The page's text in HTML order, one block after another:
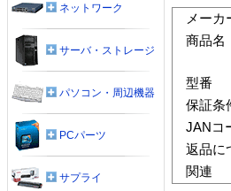
メーカ
商品名
型番
保証条
JANコ
返品に
関連
ネットワーク
サーバ・ストレージ
パソコン・周辺機器
PCパーツ
サプライ